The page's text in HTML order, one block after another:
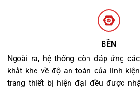
BỀN
Ngoài ra, hệ thống còn đáp ứng
khắt khe về độ an toàn của linh
trang thiết bị hiện đại đều được